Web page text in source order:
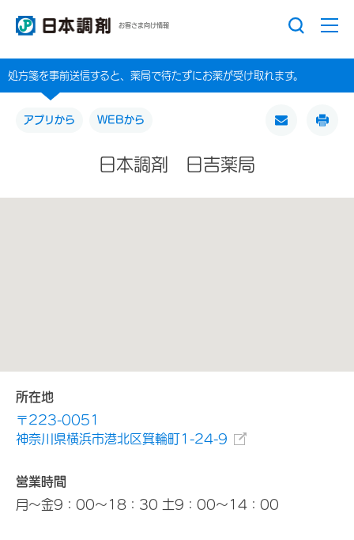
お客さま向け情報
処方箋を事前送信すると、薬局で待たずにお薬が受け取れます。
アプリから WEBから
日本調剤 日吉薬局
所在地
〒223-0051
神奈川県横浜市港北区箕輪町1-24-9
営業時間
月～金9：00～18：30 土9：00～14：00